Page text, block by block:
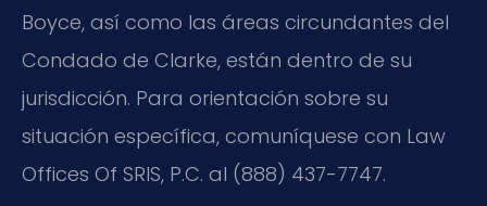
Boyce, así como las áreas circundantes del
Condado de Clarke, están dentro de su
jurisdicción. Para orientación sobre su
situación específica, comuníquese con Law
Offices Of SRIS, P.C. al (888) 437-7747.